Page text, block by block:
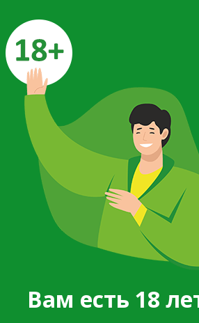
Вам есть 18
контрастная. Диаметр цветка —
сорт).
в полутени цветение может
нейтральной или слабощелочной
периоды требует полива.
в средней полосе России.
к мучнистой росе и ржавчине.
черенкованием.
до высоты 10–15 см для